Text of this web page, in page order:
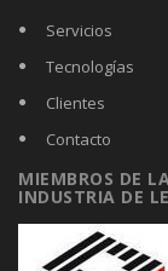
Servicios
Tecnologías
Clientes
Contacto
MIEMBROS DE
INDUSTRIA DE